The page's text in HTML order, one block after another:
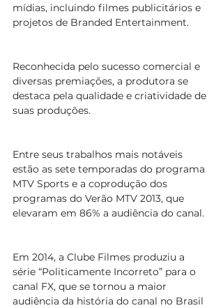
mídias, incluindo filmes publicitários e
projetos de Branded Entertainment.
Reconhecida pelo sucesso comercial e
diversas premiações, a produtora se
destaca pela qualidade e criatividade de
suas produções.
Entre seus trabalhos mais notáveis
estão as sete temporadas do programa
MTV Sports e a coprodução dos
programas do Verão MTV 2013, que
elevaram em 86% a audiência do canal.
Em 2014, a Clube Filmes produziu a
série “Politicamente Incorreto” para o
canal FX, que se tornou a maior
audiência da história do canal no Brasil